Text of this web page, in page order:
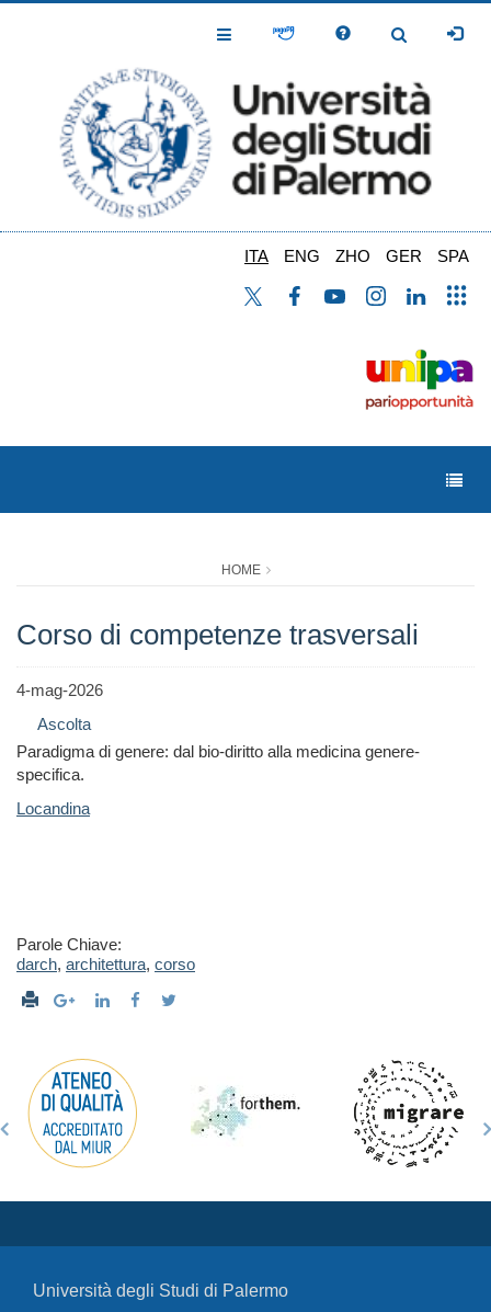
Toggle
Toggle
ITA ENG ZHO GER SPA
HOME
Corso di competenze trasversali
4-mag-2026
Ascolta
Paradigma di genere: dal bio-diritto alla medicina genere-
specifica.
Locandina
Parole Chiave:
darch, architettura, corso
Università degli Studi di Palermo